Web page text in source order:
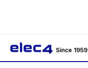
Since 1959